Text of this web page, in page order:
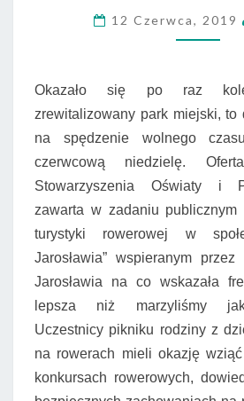
12 Czerwca, 2019
Okazało się po raz
zrewitalizowany park miejski, to
na spędzenie wolnego
czerwcową niedzielę.
Stowarzyszenia Oświaty i
zawarta w zadaniu publicznym
turystyki rowerowej w
Jarosławia” wspieranym przez
Jarosławia na co wskazała
lepsza niż marzyliśmy
Uczestnicy pikniku rodziny z
na rowerach mieli okazję
konkursach rowerowych,